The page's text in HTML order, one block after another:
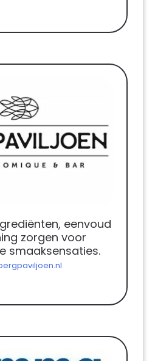
eenvoud
zorgen voor
smaaksensaties.